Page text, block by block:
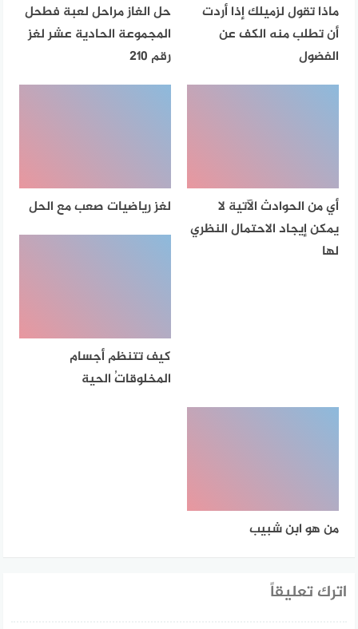
ماذا تقول لزميلك إذا أردت
أن تطلب منه الكف عن
الفضول
حل الغاز مراحل لعبة فطحل
المجموعة الحادية عشر لغز
رقم 210
أي من الحوادث الآتية لا
يمكن إيجاد الاحتمال النظري
لها
لغز رياضيات صعب مع الحل
كيف تتنظم أجسام
المخلوقاتُ الحية
من هو ابن شبيب
اترك تعليقاً